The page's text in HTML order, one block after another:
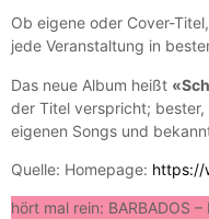
Ob eigene oder Cover-
jede Veranstaltung in
Das neue Album heißt
der Titel verspricht; bester,
eigenen Songs und
Quelle: Homepage: https://
hört mal rein: BARBADOS